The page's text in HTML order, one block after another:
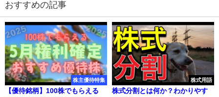
おすすめの記事
株主優待特集
【優待銘柄】100株でもらえる
株式用語
株式分割とは何か？わかりやす